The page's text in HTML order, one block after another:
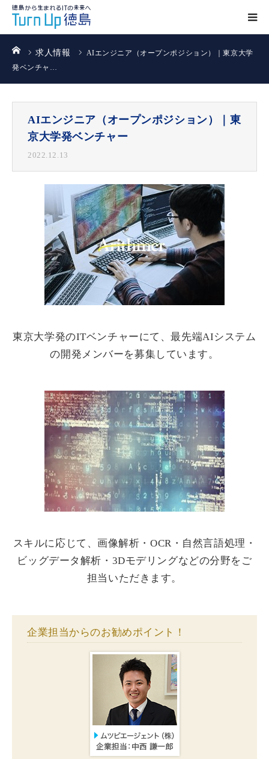
ホーム求人情報
AIエンジニア（オープンポジション）｜東京大学
発ベンチャ…
AIエンジニア（オープンポジション）｜東
京大学発ベンチャー
2022.12.13
東京大学発のITベンチャーにて、最先端AIシステム
の開発メンバーを募集しています。
スキルに応じて、画像解析・OCR・自然言語処理・
ビッグデータ解析・3Dモデリングなどの分野をご
担当いただきます。
企業担当からのお勧めポイント！